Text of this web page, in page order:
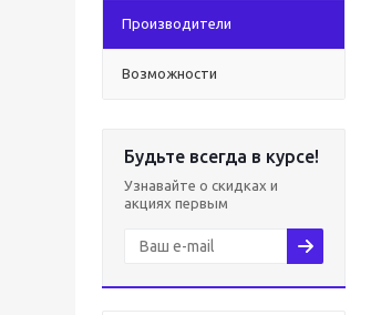
Производители
Возможности
Будьте всегда в курсе!
Узнавайте о скидках и
акциях первым